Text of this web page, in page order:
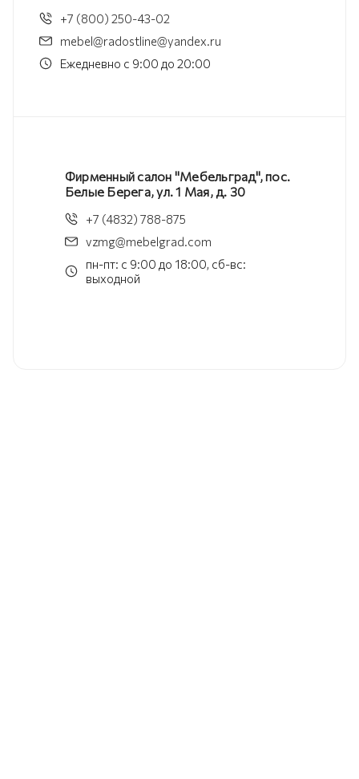
+7 (800) 250-43-02
mebel@radostline@yandex.ru
Ежедневно с 9:00 до 20:00
Фирменный салон "Мебельград", пос.
Белые Берега, ул. 1 Мая, д. 30
+7 (4832) 788-875
vzmg@mebelgrad.com
пн-пт: с 9:00 до 18:00, сб-вс:
выходной